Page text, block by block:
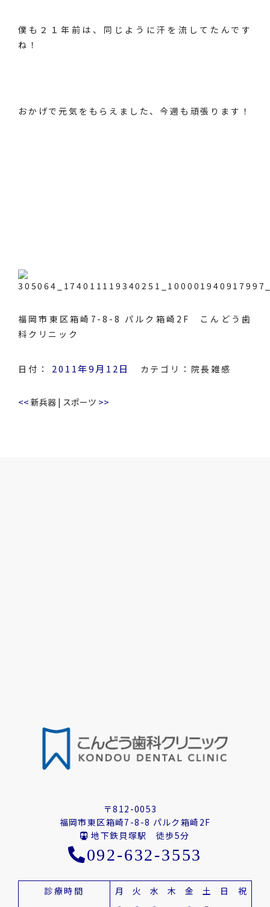
僕も２１年前は、同じように汗を流してたんです
ね！
おかげで元気をもらえました、今週も頑張ります！
福岡市東区箱崎7-8-8 パルク箱崎2F こんどう歯
科クリニック
日付： 2011年9月12日 カテゴリ： 院長雑感
<< 新兵器 | スポーツ >>
〒812-0053
福岡市東区箱崎7-8-8 パルク箱崎2F
地下鉄貝塚駅 徒歩5分
092-632-3553
診療時間 月 火 水 木 金 土 日
祝